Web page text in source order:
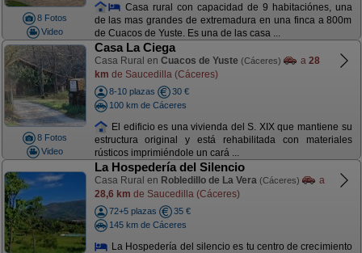
8 Fotos
Video
Casa rural con capacidad de 9 habitaciónes, una
de las mas grandes de extremadura en una finca a 800m
de Cuacos de Yuste. Es una de las casa ...
8 Fotos
Video
Casa La Ciega
Casa Rural en Cuacos de Yuste (Cáceres) a 28
km de Saucedilla (Cáceres)
8-10 plazas
30 €
100 km de Cáceres
El edificio es una vivienda del S. XIX que mantiene su
estructura original y está rehabilitada con materiales
rústicos imprimiéndole un cará ...
La Hospedería del Silencio
Casa Rural en Robledillo de La Vera (Cáceres)
a
28,6 km de Saucedilla (Cáceres)
72+5 plazas
35 €
145 km de Cáceres
La Hospedería del silencio es tu centro de crecimiento